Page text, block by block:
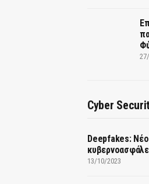
Cyber
Deepfakes:
13/10/2023